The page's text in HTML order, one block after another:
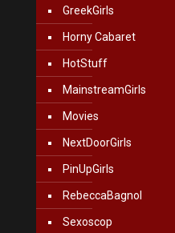
GreekGirls
Horny Cabaret
HotStuff
MainstreamGirls
Movies
NextDoorGirls
PinUpGirls
RebeccaBagnol
Sexoscop